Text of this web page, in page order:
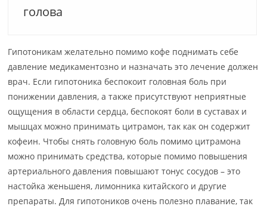
голова
Гипотоникам желательно помимо кофе поднимать себе
давление медикаментозно и назначать это лечение должен
врач. Если гипотоника беспокоит головная боль при
понижении давления, а также присутствуют неприятные
ощущения в области сердца, беспокоят боли в суставах и
мышцах можно принимать цитрамон, так как он содержит
кофеин. Чтобы снять головную боль помимо цитрамона
можно принимать средства, которые помимо повышения
артериального давления повышают тонус сосудов – это
настойка женьшеня, лимонника китайского и другие
препараты. Для гипотоников очень полезно плавание, так